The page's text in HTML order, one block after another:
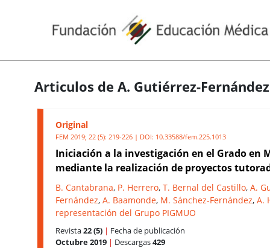
Articulos de A. Gutiérrez-Fernández
Original
FEM 2019; 22 (5): 219-226 | DOI: 10.33588/fem.225.1013
Iniciación a la investigación en el Grado en
mediante la realización de proyectos
B. Cantabrana, P. Herrero, T. Bernal del Castillo, A.
Fernández, A. Baamonde, M. Sánchez-Fernández, A.
representación del Grupo PIGMUO
Revista22 (5) | Fecha de publicación
Octubre 2019 | Descargas429